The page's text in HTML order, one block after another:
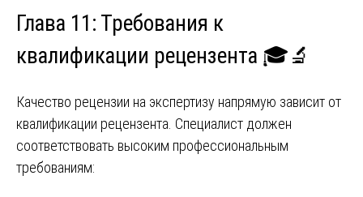
Глава 11: Требования к
квалификации рецензента 🎓🔬
Качество рецензии на экспертизу напрямую зависит от
квалификации рецензента. Специалист должен
соответствовать высоким профессиональным
требованиям: